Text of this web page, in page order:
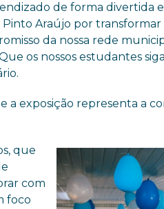
de forma divertida
Araújo por
da nossa rede
os nossos estudantes
a exposição representa a
que
com
foco